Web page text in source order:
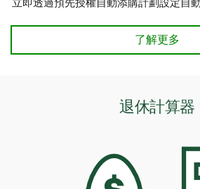
立即透過預先授權自動添購計劃設定自動
了解更多
退休計算器​​​​​​​